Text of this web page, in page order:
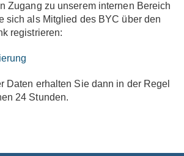
Zugang zu unserem internen Bereich
sich als Mitglied des BYC über den
registrieren:
Daten erhalten Sie dann in der Regel
24 Stunden.